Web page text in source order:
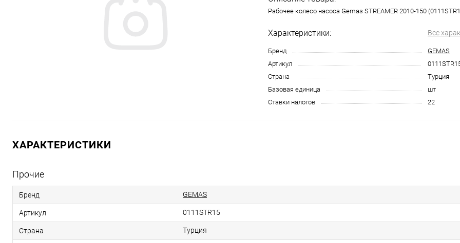
Рабочее колесо насоса Gemas STREAMER 2010-150
Характеристики: Все
Бренд
GEMAS
Артикул
Страна
Турция
Базовая единица
шт
Ставки налогов
22
ХАРАКТЕРИСТИКИ
Прочие
Бренд GEMAS
Артикул 0111STR15
Страна Турция